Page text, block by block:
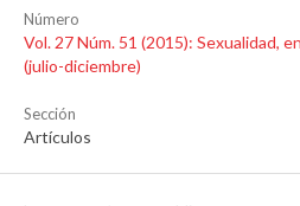
Número
Vol. 27 Núm. 51 (2015): Sexualidad,
(julio-diciembre)
Sección
Artículos